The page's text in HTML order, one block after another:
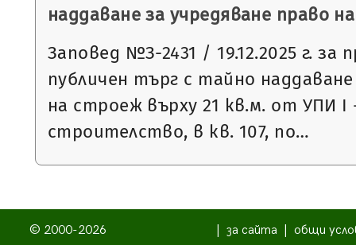
наддаване за учредяване право
Заповед №З-2431 / 19.12.2025 г. за
публичен търг с тайно
на строеж върху 21 кв.м. от УПИ
строителство, в кв. 107, по…
© 2000-2026
за сайта
общи